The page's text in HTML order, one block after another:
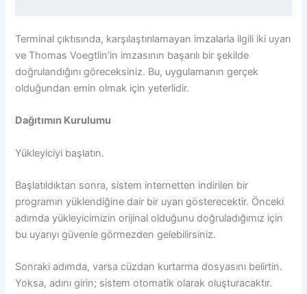
Terminal çıktısında, karşılaştırılamayan imzalarla ilgili iki uyarı
ve Thomas Voegtlin’in imzasının başarılı bir şekilde
doğrulandığını göreceksiniz. Bu, uygulamanın gerçek
olduğundan emin olmak için yeterlidir.
Dağıtımın Kurulumu
Yükleyiciyi başlatın.
Başlatıldıktan sonra, sistem internetten indirilen bir
programın yüklendiğine dair bir uyarı gösterecektir. Önceki
adımda yükleyicimizin orijinal olduğunu doğruladığımız için
bu uyarıyı güvenle görmezden gelebilirsiniz.
Sonraki adımda, varsa cüzdan kurtarma dosyasını belirtin.
Yoksa, adını girin; sistem otomatik olarak oluşturacaktır.